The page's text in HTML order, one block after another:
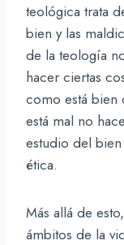
teológica trata
bien y las
de la teología
hacer ciertas
como está bien
está mal no
estudio del
ética.
Más allá de
ámbitos de la